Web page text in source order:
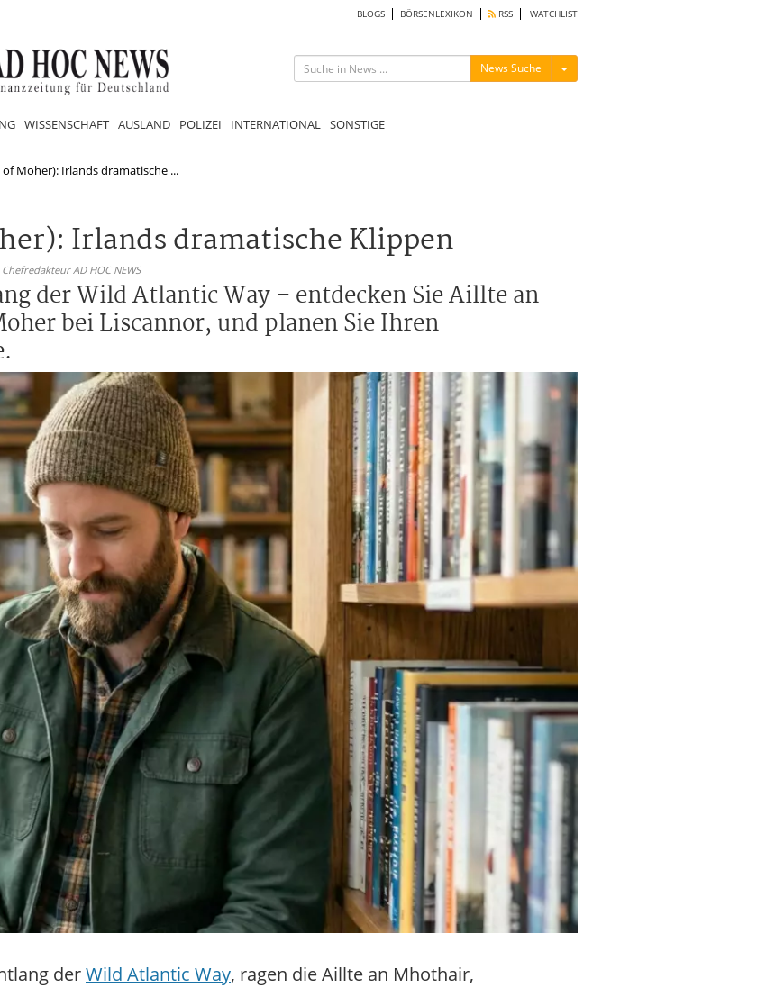
BLOGS BÖRSENLEXIKON RSS WATCHLIST
News Suche Menü ein-/ausblenden
WISSENSCHAFT AUSLAND POLIZEI INTERNATIONAL SONSTIGE
Moher): Irlands dramatische ...
Irlands dramatische Klippen
Chefredakteur AD HOC NEWS
der Wild Atlantic Way – entdecken Sie Aillte an
bei Liscannor, und planen Sie Ihren
derWild Atlantic Way, ragen die Aillte an Mhothair,